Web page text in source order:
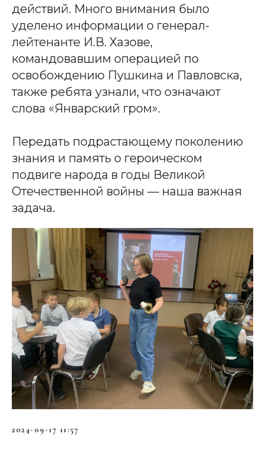
действий. Много внимания было
уделено информации о генерал-
лейтенанте И.В. Хазове,
командовавшим операцией по
освобождению Пушкина и Павловска,
также ребята узнали, что означают
слова «Январский гром».
Передать подрастающему поколению
знания и память о героическом
подвиге народа в годы Великой
Отечественной войны — наша важная
задача.
2024-09-17 11:57